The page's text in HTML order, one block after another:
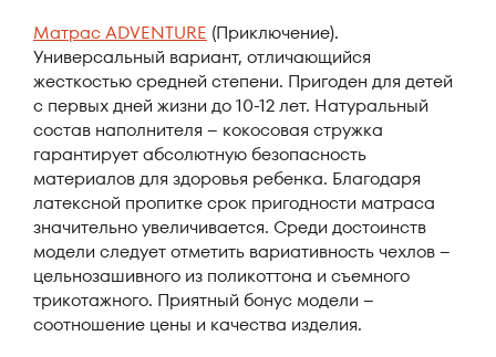
Матрас ADVENTURE (Приключение).
Универсальный вариант, отличающийся
жесткостью средней степени. Пригоден для детей
с первых дней жизни до 10-12 лет. Натуральный
состав наполнителя – кокосовая стружка
гарантирует абсолютную безопасность
материалов для здоровья ребенка. Благодаря
латексной пропитке срок пригодности матраса
значительно увеличивается. Среди достоинств
модели следует отметить вариативность чехлов –
цельнозашивного из поликоттона и съемного
трикотажного. Приятный бонус модели –
соотношение цены и качества изделия.